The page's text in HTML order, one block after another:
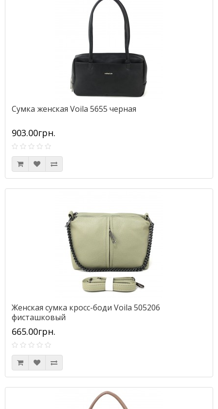
Сумка женская Voila 5655 черная
903.00грн.
Женская сумка кросс-боди Voila 505206
фисташковый
665.00грн.